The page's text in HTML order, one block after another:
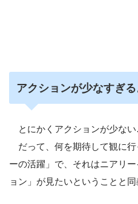
アクションが少なすぎる
とにかくアクションが少な
だって、何を期待して観に
ーの活躍」で、それはニアリ
ョン」が見たいということと同